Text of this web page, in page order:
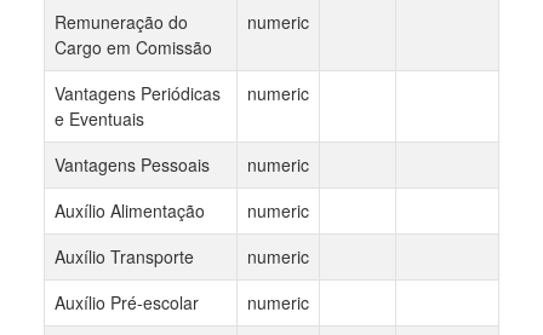
Remuneração do
Cargo em Comissão
numeric
Vantagens Periódicas
e Eventuais
numeric
Vantagens Pessoais
numeric
Auxílio Alimentação
numeric
Auxílio Transporte
numeric
Auxílio Pré-escolar
numeric